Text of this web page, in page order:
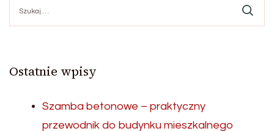
Ostatnie wpisy
Szamba betonowe – praktyczny
przewodnik do budynku mieszkalnego